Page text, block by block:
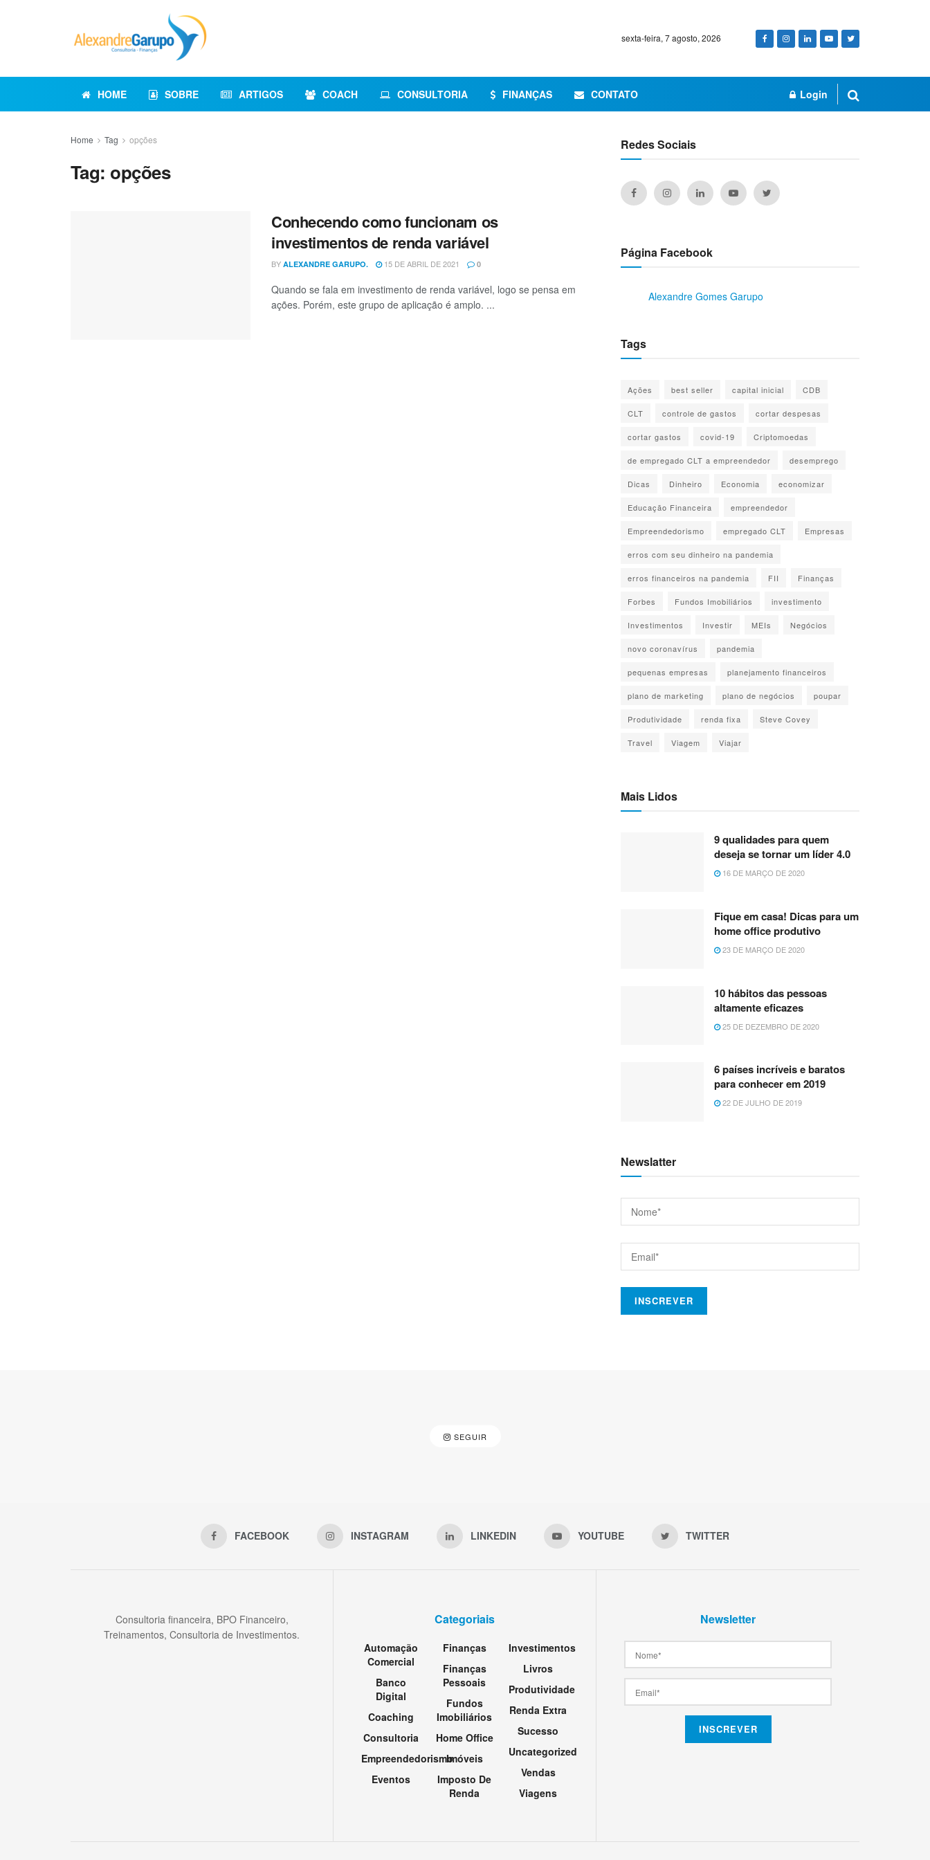
sexta-feira, 7 agosto, 2026
HOME SOBRE ARTIGOS COACH CONSULTORIA FINANÇAS CONTATO Login
Home Tag opções
Tag: opções
Conhecendo como funcionam os
investimentos de renda variável
BY ALEXANDRE GARUPO. 15 DE ABRIL DE 2021 0
Quando se fala em investimento de renda variável, logo se pensa em
ações. Porém, este grupo de aplicação é amplo. ...
Redes Sociais
Página Facebook
Alexandre Gomes Garupo
Tags
Ações best seller capital inicial CDB
CLT controle de gastos cortar despesas
cortar gastos covid-19 Criptomoedas
de empregado CLT a empreendedor desemprego
Dicas Dinheiro Economia economizar
Educação Financeira empreendedor
Empreendedorismo empregado CLT Empresas
erros com seu dinheiro na pandemia
erros financeiros na pandemia FII Finanças
Forbes Fundos Imobiliários investimento
Investimentos Investir MEIs Negócios
novo coronavírus pandemia
pequenas empresas planejamento financeiros
plano de marketing plano de negócios poupar
Produtividade renda fixa Steve Covey
Travel Viagem Viajar
Mais Lidos
9 qualidades para quem
deseja se tornar um líder 4.0
16 DE MARÇO DE 2020
Fique em casa! Dicas para um
home office produtivo
23 DE MARÇO DE 2020
10 hábitos das pessoas
altamente eficazes
25 DE DEZEMBRO DE 2020
6 países incríveis e baratos
para conhecer em 2019
22 DE JULHO DE 2019
Newslatter
SEGUIR
FACEBOOK INSTAGRAM LINKEDIN YOUTUBE TWITTER
Consultoria financeira, BPO Financeiro,
Treinamentos, Consultoria de Investimentos.
Categoriais
Automação
Comercial
Banco
Digital
Coaching
Consultoria
Empreendedorismo
Eventos
Finanças
Finanças
Pessoais
Fundos
Imobiliários
Home Office
Imóveis
Imposto De
Renda
Investimentos
Livros
Produtividade
Renda Extra
Sucesso
Uncategorized
Vendas
Viagens
Newsletter